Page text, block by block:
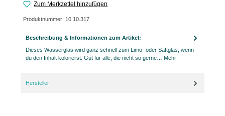
Zum Merkzettel hinzufügen
Produktnummer: 10.10.317
Beschreibung & Informationen zum Artikel:
Dieses Wasserglas wird ganz schnell zum Limo- oder Saftglas, wenn
du den Inhalt kolorierst. Gut für alle, die nicht so gerne… Mehr
Hersteller